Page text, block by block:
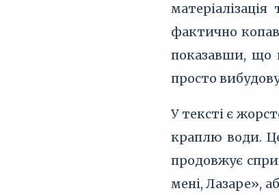
фактично
показавши, що
просто
У тексті є
краплю води.
продовжує
мені, Лазаре»,